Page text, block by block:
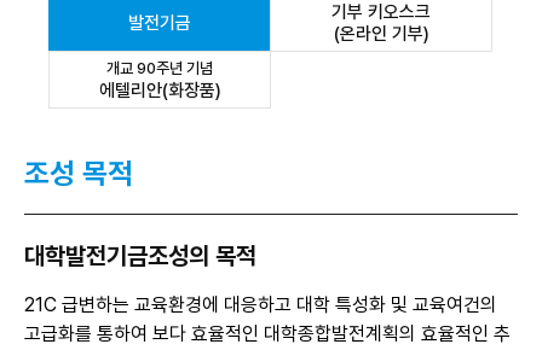
발전기금
기부 키오스크
(온라인 기부)
개교 90주년 기념
에텔리안(화장품)
조성 목적
대학발전기금조성의 목적
21C 급변하는 교육환경에 대응하고 대학 특성화 및 교육여건의
고급화를 통하여 보다 효율적인 대학종합발전계획의 효율적인 추